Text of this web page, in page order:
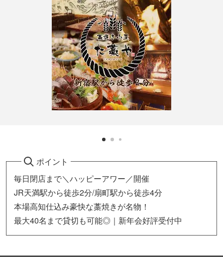
ポイント
毎日閉店まで＼ハッピーアワー／開催
JR天満駅から徒歩2分/扇町駅から徒歩4分
本場高知仕込み豪快な藁焼きが名物！
最大40名まで貸切も可能◎｜新年会好評受付中